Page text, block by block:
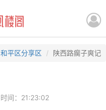
和平区分享区 陕西路瘸子爽记
时间：21:23:02